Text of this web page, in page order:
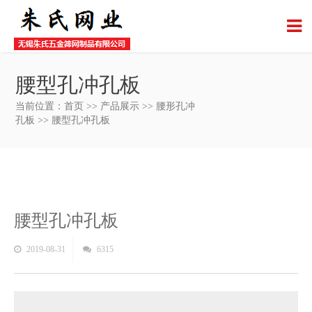
腰型孔冲孔板
当前位置：首页 >> 产品展示 >> 腰形孔冲
孔板 >> 腰型孔冲孔板
腰型孔冲孔板
2019-08-31 6315